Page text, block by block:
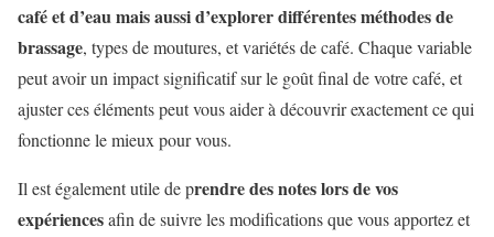
café et d’eau mais aussi d’explorer différentes méthodes de
brassage, types de moutures, et variétés de café. Chaque variable
peut avoir un impact significatif sur le goût final de votre café, et
ajuster ces éléments peut vous aider à découvrir exactement ce qui
fonctionne le mieux pour vous.
Il est également utile de prendre des notes lors de vos
expériencesafin de suivre les modifications que vous apportez et